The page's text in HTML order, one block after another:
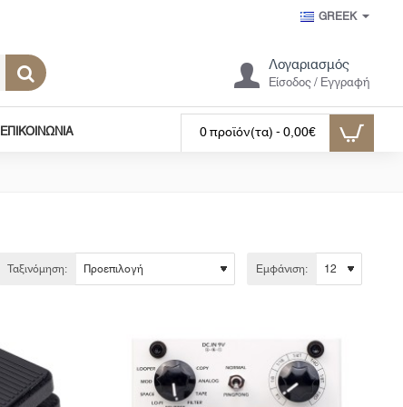
GREEK
Λογαριασμός
Είσοδος / Εγγραφή
ΕΠΙΚΟΙΝΩΝΊΑ 0 προϊόν(τα) - 0,00€
Ταξινόμηση: Εμφάνιση: